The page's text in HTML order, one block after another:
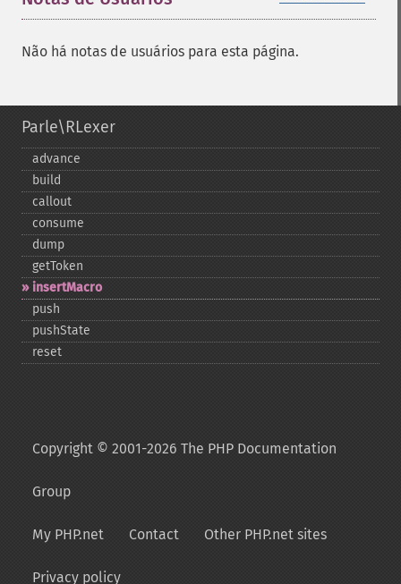
Não há notas de usuários para esta página.
Parle\RLexer
advance
build
callout
consume
dump
getToken
insertMacro
push
pushState
reset
Copyright © 2001-2026 The PHP Documentation
Group
My PHP.net Contact Other PHP.net sites
Privacy policy